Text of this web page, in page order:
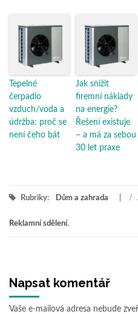
Tepelné
čerpadlo
vzduch/voda a
údržba: proč se
není čeho bát
Jak snížit
firemní náklady
na energie?
Řešení existuje
– a má za sebou
30 let praxe
Rubriky: Dům a zahrada /
Reklamní sdělení,
Napsat komentář
Vaše e-mailová adresa nebude